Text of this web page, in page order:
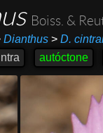
Boiss. &
Dianthus > D.
autóctone